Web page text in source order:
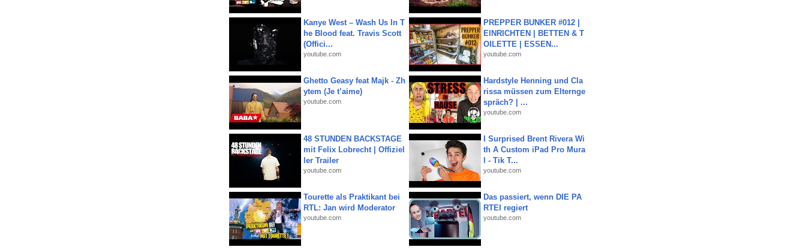
Kanye West – Wash Us In T
he Blood feat. Travis Scott
(Offici...
youtube.com
PREPPER BUNKER #012 |
EINRICHTEN | BETTEN & T
OILETTE | ESSEN...
youtube.com
Ghetto Geasy feat Majk - Zh
ytem (Je t’aime)
youtube.com
Hardstyle Henning und Cla
rissa müssen zum Elternge
spräch? | ...
youtube.com
48 STUNDEN BACKSTAGE
mit Felix Lobrecht | Offiziel
ler Trailer
youtube.com
I Surprised Brent Rivera Wi
th A Custom iPad Pro Mura
l - Tik T...
youtube.com
Tourette als Praktikant bei
RTL: Jan wird Moderator
youtube.com
Das passiert, wenn DIE PA
RTEI regiert
youtube.com